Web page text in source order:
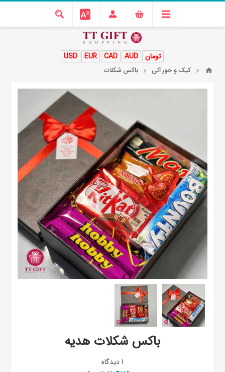
USD EUR CAD AUD تومان
کیک و خوراکی باکس شکلات
باکس شکلات هدیه
1 دیدگاه